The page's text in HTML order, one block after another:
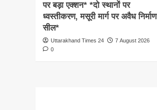
पर बड़ा एक्शन* *दो स्थानों पर
ध्वस्तीकरण, मसूरी मार्ग पर अवैध निर्माण
सील*
Uttarakhand Times 24
7 August 2026
0